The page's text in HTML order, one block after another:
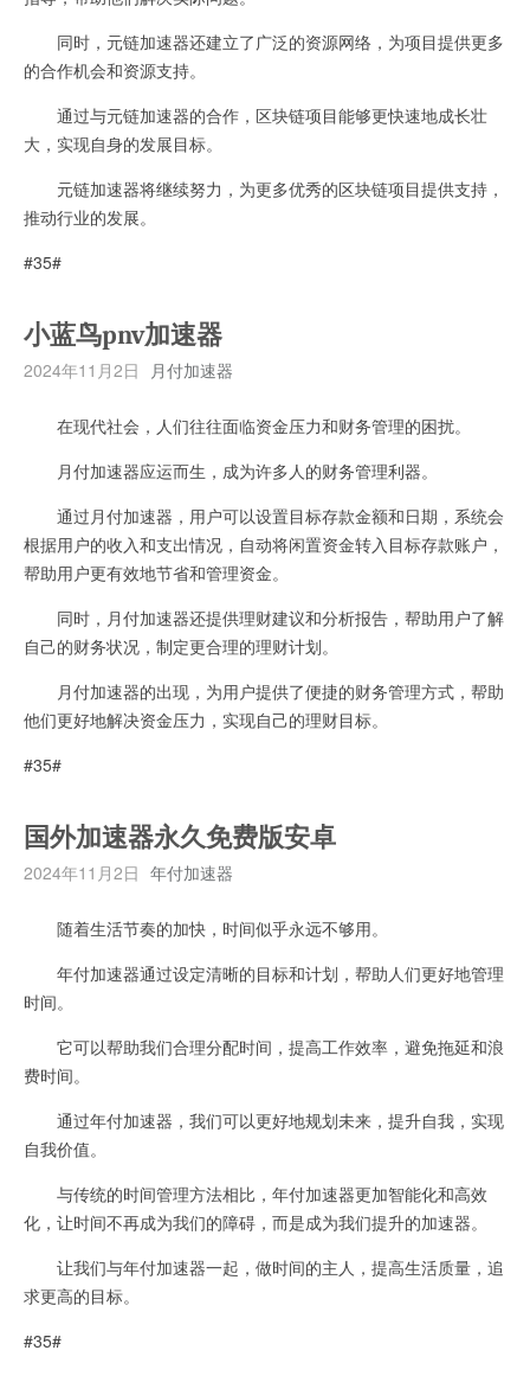
同时，元链加速器还建立了广泛的资源网络，为项目提供更多
的合作机会和资源支持。
通过与元链加速器的合作，区块链项目能够更快速地成长壮
大，实现自身的发展目标。
元链加速器将继续努力，为更多优秀的区块链项目提供支持，
推动行业的发展。
#35#
小蓝鸟pnv加速器
2024年11月2日 月付加速器
在现代社会，人们往往面临资金压力和财务管理的困扰。
月付加速器应运而生，成为许多人的财务管理利器。
通过月付加速器，用户可以设置目标存款金额和日期，系统会
根据用户的收入和支出情况，自动将闲置资金转入目标存款账户，
帮助用户更有效地节省和管理资金。
同时，月付加速器还提供理财建议和分析报告，帮助用户了解
自己的财务状况，制定更合理的理财计划。
月付加速器的出现，为用户提供了便捷的财务管理方式，帮助
他们更好地解决资金压力，实现自己的理财目标。
#35#
国外加速器永久免费版安卓
2024年11月2日 年付加速器
随着生活节奏的加快，时间似乎永远不够用。
年付加速器通过设定清晰的目标和计划，帮助人们更好地管理
时间。
它可以帮助我们合理分配时间，提高工作效率，避免拖延和浪
费时间。
通过年付加速器，我们可以更好地规划未来，提升自我，实现
自我价值。
与传统的时间管理方法相比，年付加速器更加智能化和高效
化，让时间不再成为我们的障碍，而是成为我们提升的加速器。
让我们与年付加速器一起，做时间的主人，提高生活质量，追
求更高的目标。
#35#